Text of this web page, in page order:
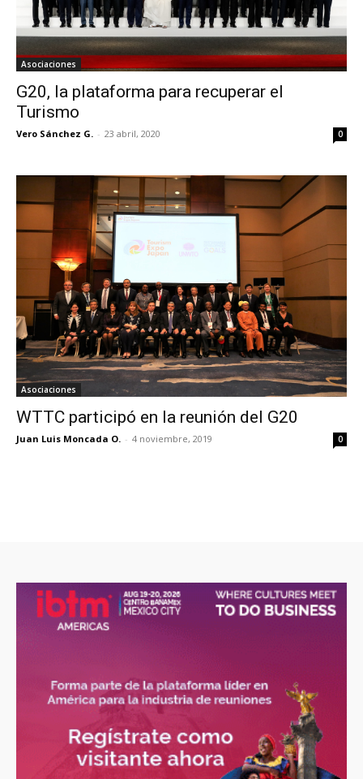
Asociaciones
G20, la plataforma para recuperar el
Turismo
Vero Sánchez G. - 23 abril, 2020 0
Asociaciones
WTTC participó en la reunión del G20
Juan Luis Moncada O. - 4 noviembre, 2019 0